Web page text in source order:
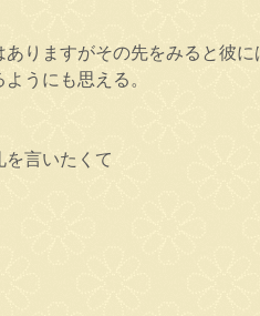
りますがその先をみると彼に
うにも思える。
言いたくて